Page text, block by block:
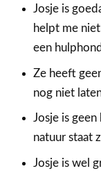
Josje is
helpt me
een
Ze heeft
nog niet
Josje is
natuur staat
Josje is wel